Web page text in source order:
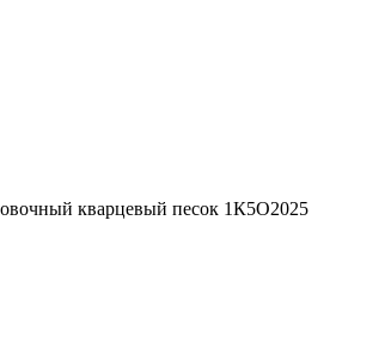
кварцевый песок 1К5О2025